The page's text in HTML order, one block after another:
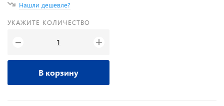
Нашли дешевле?
УКАЖИТЕ КОЛИЧЕСТВО
− +
В корзину